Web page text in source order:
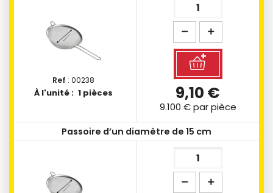
Ref : 00238
À l'unité : 1 pièces 9,10 €
9.100 €par pièce
Passoire d’un diamètre de 15 cm